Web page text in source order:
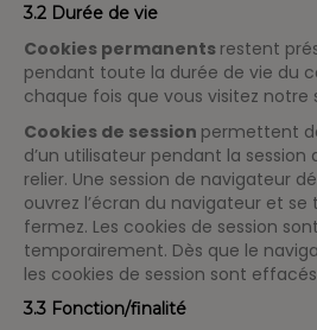
3.2 Durée de vie
Cookies permanents restent
pendant toute la durée de vie du
chaque fois que vous visitez notre
Cookies de session permettent
d’un utilisateur pendant la
relier. Une session de navigateur
ouvrez l’écran du navigateur et
fermez. Les cookies de session
temporairement. Dès que le
les cookies de session sont
3.3 Fonction/finalité